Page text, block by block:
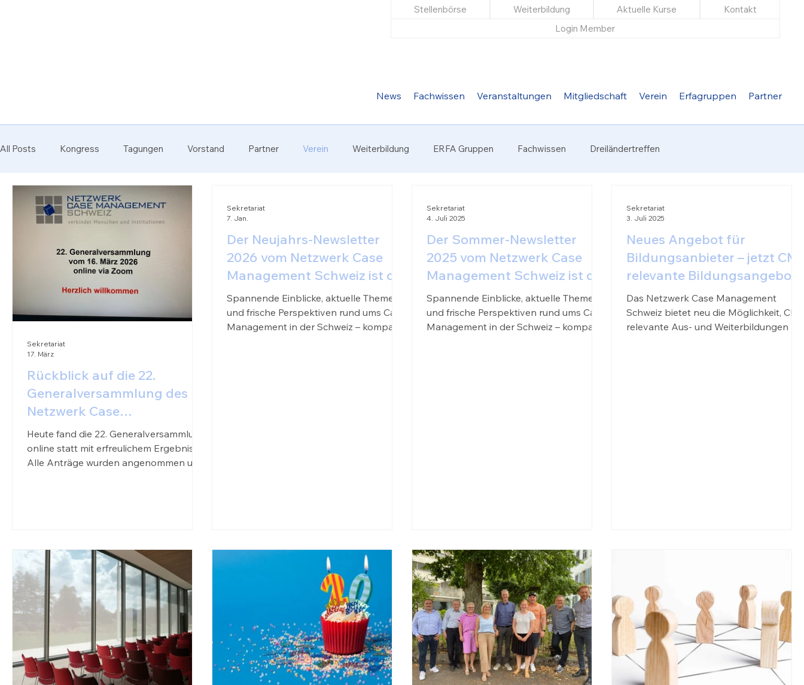
News Fachwissen Veranstaltungen Mitgliedschaft Verein Erfagruppen Partner
Stellenbörse Weiterbildung Aktuelle Kurse
Kontakt
Login Member
All Posts Kongress Tagungen Vorstand Partner Verein Weiterbildung ERFA Gruppen Fachwissen Dreiländertreffen
Rückblick auf die 22.
Generalversammlung des
Netzwerk Case
Management Schweiz
Heute fand die 22. Generalversammlung
online statt mit erfreulichem Ergebnis:
Alle Anträge wurden angenommen und
Jahresziele 2026 auf der Agenda.
Zudem wurden strategische Themen
wie die finanzielle Stabilität des
Netzwerks, neue
Sponsoringmöglichkeiten sowie die
Weiterentwicklung der Fachzeitschrift
Sekretariat
17. März
Der Neujahrs-Newsletter
2026 vom Netzwerk Case
Management Schweiz ist da!
Spannende Einblicke, aktuelle Themen
und frische Perspektiven rund ums Case
Management in der Schweiz – kompakt
Sekretariat
7. Jan.
Der Sommer-Newsletter
2025 vom Netzwerk Case
Management Schweiz ist da!
Spannende Einblicke, aktuelle Themen
und frische Perspektiven rund ums Case
Management in der Schweiz – kompakt
Sekretariat
4. Juli 2025
Neues Angebot für
Bildungsanbieter – jetzt CM-
relevante Bildungsangebote
gezielt platzieren!
Das Netzwerk Case Management
Schweiz bietet neu die Möglichkeit, CM-
relevante Aus- und Weiterbildungen auf
Sekretariat
3. Juli 2025